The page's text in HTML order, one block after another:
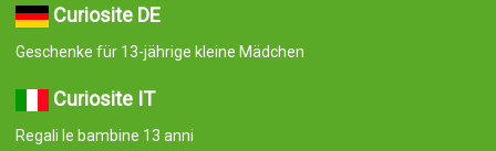
Curiosite DE
Geschenke für 13-jährige kleine Mädchen
Curiosite IT
Regali le bambine 13 anni